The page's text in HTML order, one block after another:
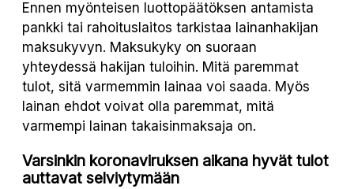
Ennen myönteisen luottopäätöksen antamista
pankki tai rahoituslaitos tarkistaa lainanhakijan
maksukyvyn. Maksukyky on suoraan
yhteydessä hakijan tuloihin. Mitä paremmat
tulot, sitä varmemmin lainaa voi saada. Myös
lainan ehdot voivat olla paremmat, mitä
varmempi lainan takaisinmaksaja on.
Varsinkin koronaviruksen aikana hyvät tulot
auttavat selviytymään